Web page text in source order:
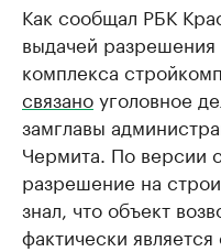
Как сообщал РБК
выдачей
комплекса
связаноуголовное
замглавы
Чермита. По версии
разрешение на
знал, что объект
фактически